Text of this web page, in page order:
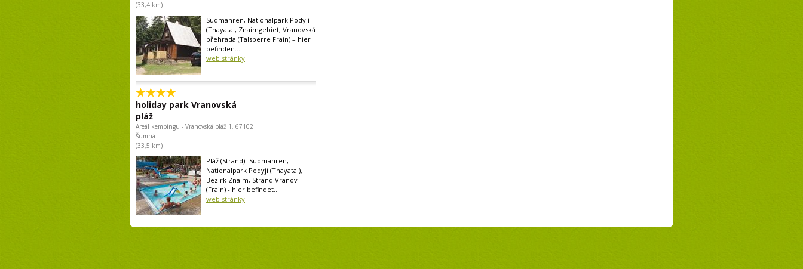
(33,4 km)
Südmähren, Nationalpark Podyjí
(Thayatal, Znaimgebiet, Vranovská
přehrada (Talsperre Frain) – hier
befinden...
web stránky
holiday park Vranovská
pláž
Areál kempingu - Vranovská pláž 1, 67102
Šumná
(33,5 km)
Pláž (Strand)- Südmähren,
Nationalpark Podyjí (Thayatal),
Bezirk Znaim, Strand Vranov
(Frain) - hier befindet...
web stránky